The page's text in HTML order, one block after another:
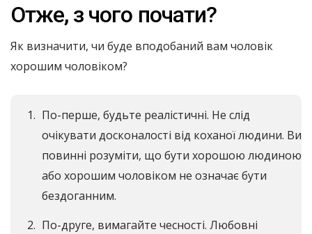
Отже, з чого почати?
Як визначити, чи буде вподобаний вам чоловік
хорошим чоловіком?
По-перше, будьте реалістичні. Не слід
очікувати досконалості від коханої людини. Ви
повинні розуміти, що бути хорошою людиною
або хорошим чоловіком не означає бути
бездоганним.
По-друге, вимагайте чесності. Любовні